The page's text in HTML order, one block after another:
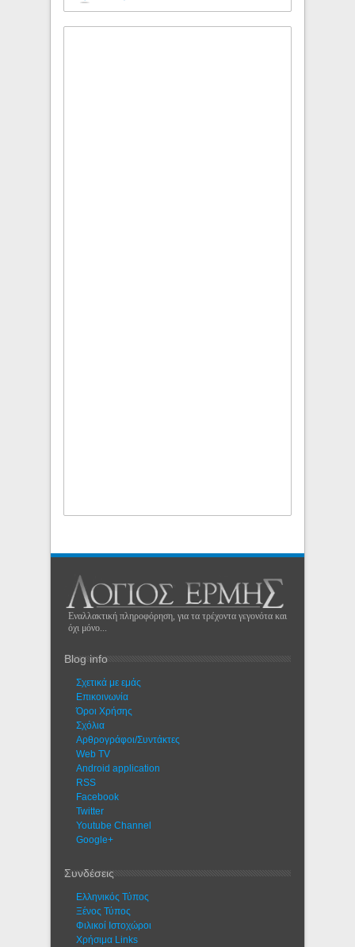
Εναλλακτική πληροφόρηση, για τα τρέχοντα γεγονότα και
όχι μόνο...
Blog info
Σχετικά με εμάς
Eπικοινωνία
Όροι Χρήσης
Σχόλια
Αρθρογράφοι/Συντάκτες
Web TV
Android application
RSS
Facebook
Twitter
Youtube Channel
Google+
Συνδέσεις
Ελληνικός Τύπος
Ξένος Τύπος
Φιλικοί Ιστοχώροι
Χρήσιμα Links